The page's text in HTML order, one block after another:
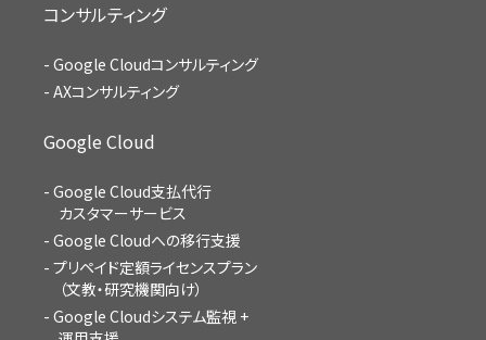
コンサルティング
Google Cloudコンサルティング
AXコンサルティング
Google Cloud
Google Cloud支払代行
カスタマーサービス
Google Cloudへの移行支援
プリペイド定額ライセンスプラン
（文教・研究機関向け）
Google Cloudシステム監視 +